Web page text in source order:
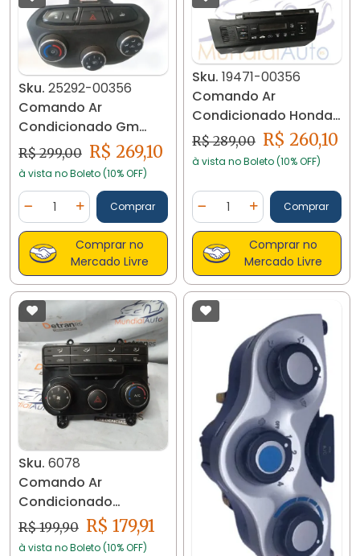
Sku. 25292-00356
Comando Ar
Condicionado Gm
Spin Cobalt Prisma
Orig 25292
R$ 299,00 R$ 269,10
à vista no Boleto (10% OFF)
Diminuir Quantidade
Quantidade
Adicionar Quantidade
Comprar
Comprar no
Mercado Livre
Sku. 19471-00356
Comando Ar
Condicionado Honda
Civic 2012/12 19471
R$ 289,00 R$ 260,10
à vista no Boleto (10% OFF)
Diminuir Quantidade
Quantidade
AdicionarComprar
Comprar no
Mercado Livre
Sku. 6078
Comando Ar
Condicionado
Hyundai I30 2009/12
Usada 6078
R$ 199,90 R$ 179,91
à vista no Boleto (10% OFF)